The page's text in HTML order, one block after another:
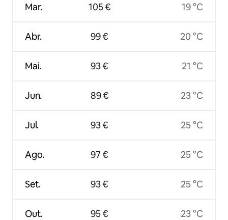
Mar.
Abr.
Mai.
Jun.
Jul.
Ago.
Set.
Out.
105 €
99 €
93 €
89 €
93 €
97 €
93 €
95 €
19 °C
20 °C
21 °C
23 °C
25 °C
25 °C
25 °C
23 °C